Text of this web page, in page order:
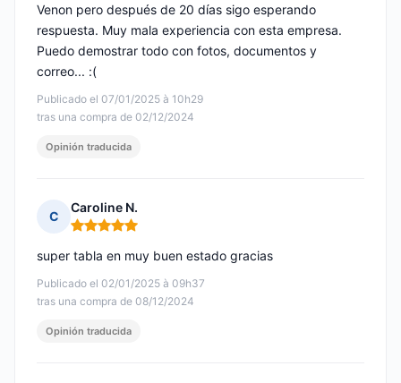
Publicado el 07/01/2025 à 10h29
tras una compra de 02/12/2024
Venon pero después de 20 días sigo esperando
respuesta. Muy mala experiencia con esta empresa.
Puedo demostrar todo con fotos, documentos y
correo... :(
Opinión traducida
C
Caroline N.
Nota: 5 de 5
Publicado el 02/01/2025 à 09h37
tras una compra de 08/12/2024
super tabla en muy buen estado gracias
Opinión traducida